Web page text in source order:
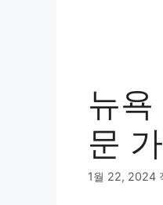
뉴
문
1월 22, 2024